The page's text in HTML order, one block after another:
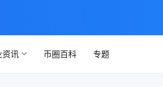
资讯 币圈百科 专题